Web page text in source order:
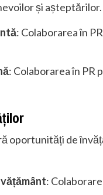
și așteptărilor.
: Colaborarea în
: Colaborarea în PR
oportunități de
: